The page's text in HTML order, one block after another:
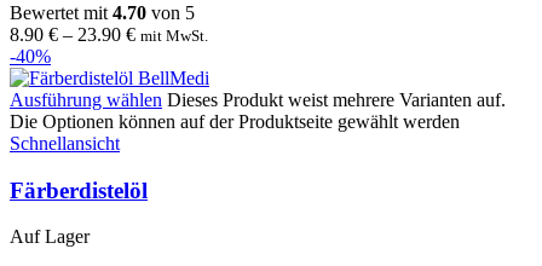
Bewertet mit 4.70 von 5
8.90 € – 23.90 € mit MwSt.
-40%
Ausführung wählen Dieses Produkt weist mehrere Varianten auf.
Die Optionen können auf der Produktseite gewählt werden
Schnellansicht
Färberdistelöl
Auf Lager